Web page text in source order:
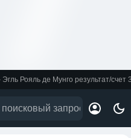
Рояль де Мунго результат/счет